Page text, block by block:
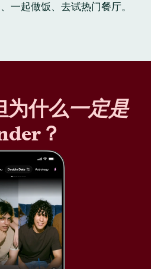
一起做饭、去试热门餐厅。
为什么一定是
？